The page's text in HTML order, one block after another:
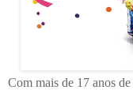
Com mais de 17 anos